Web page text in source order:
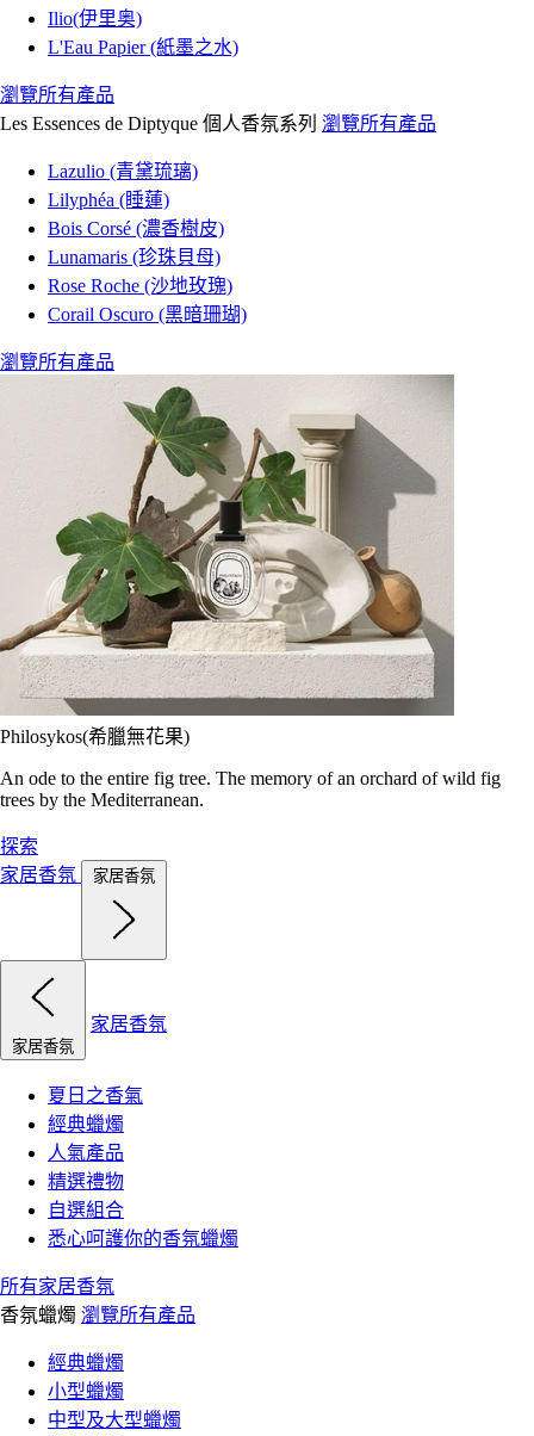
Ilio(伊里奥)
L'Eau Papier (紙墨之水)
瀏覽所有產品
Les Essences de Diptyque 個人香氛系列 瀏覽所有產品
Lazulio (青黛琉璃)
Lilyphéa (睡蓮)
Bois Corsé (濃香樹皮)
Lunamaris (珍珠貝母)
Rose Roche (沙地玫瑰)
Corail Oscuro (黑暗珊瑚)
瀏覽所有產品
Philosykos(希臘無花果)
An ode to the entire fig tree. The memory of an orchard of wild fig
trees by the Mediterranean.
探索
家居香氛
家居香氛
家居香氛
家居香氛
夏日之香氣
經典蠟燭
人氣產品
精選禮物
自選組合
悉心呵護你的香氛蠟燭
所有家居香氛
香氛蠟燭 瀏覽所有產品
經典蠟燭
小型蠟燭
中型及大型蠟燭